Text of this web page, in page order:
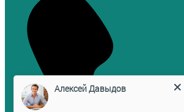
Алексей Давыдов